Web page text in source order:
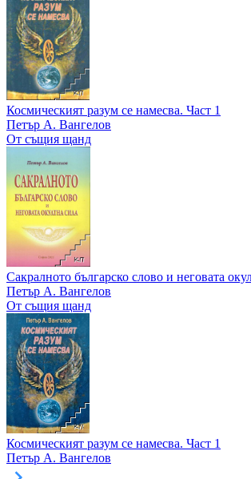
Космическият разум се намесва. Част 1
Петър А. Вангелов
От същия щанд
Сакралното българско слово и неговата
Петър А. Вангелов
От същия щанд
Космическият разум се намесва. Част 1
Петър А. Вангелов